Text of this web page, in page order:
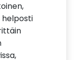
helposti